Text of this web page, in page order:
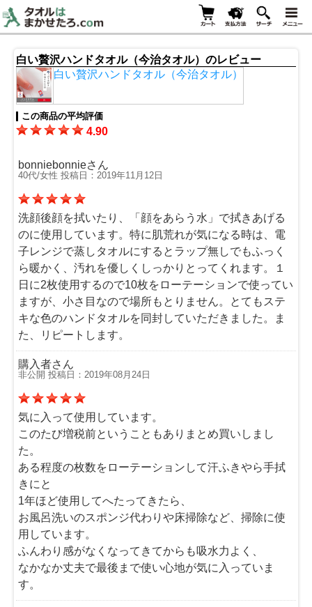
白い贅沢ハンドタオル（今治タオル）のレビュー
白い贅沢ハンドタオル（今治タオル）
この商品の平均評価
4.90
bonniebonnieさん
40代/女性 投稿日：2019年11月12日
洗顔後顔を拭いたり、「顔をあらう水」で拭きあげる
のに使用しています。特に肌荒れが気になる時は、電
子レンジで蒸しタオルにするとラップ無しでもふっく
ら暖かく、汚れを優しくしっかりとってくれます。１
日に2枚使用するので10枚をローテーションで使ってい
ますが、小さ目なので場所もとりません。とてもステ
キな色のハンドタオルを同封していただきました。ま
た、リピートします。
購入者さん
非公開 投稿日：2019年08月24日
気に入って使用しています。
このたび増税前ということもありまとめ買いしまし
た。
ある程度の枚数をローテーションして汗ふきやら手拭
きにと
1年ほど使用してへたってきたら、
お風呂洗いのスポンジ代わりや床掃除など、掃除に使
用しています。
ふんわり感がなくなってきてからも吸水力よく、
なかなか丈夫で最後まで使い心地が気に入っていま
す。